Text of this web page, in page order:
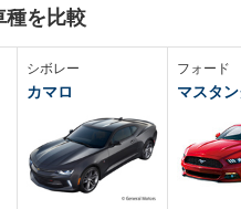
種を比較
シボレー
カマロ
フォード
マスタ